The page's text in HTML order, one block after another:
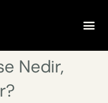
Nedir,